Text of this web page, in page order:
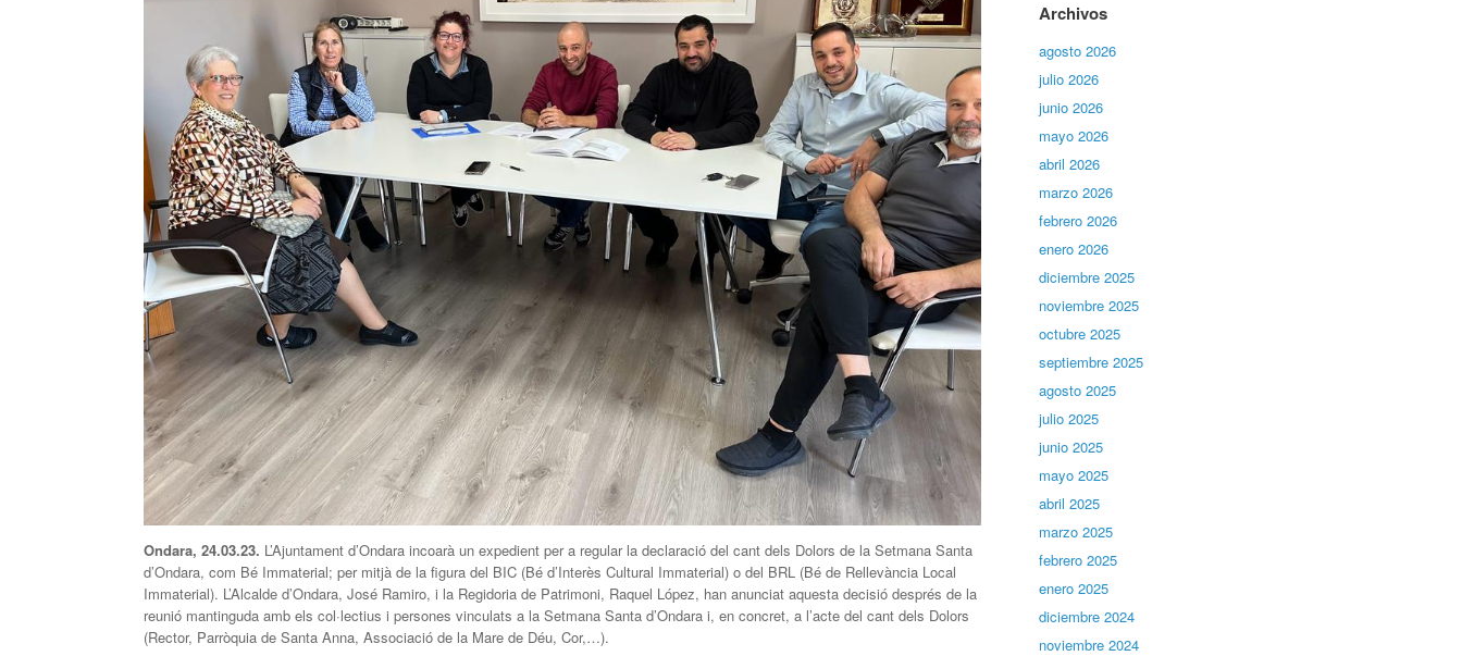
Ondara, 24.03.23. L’Ajuntament d’Ondara incoarà un expedient per a regular la declaració del cant dels Dolors de la Setmana Santa
d’Ondara, com Bé Immaterial; per mitjà de la figura del BIC (Bé d’Interès Cultural Immaterial) o del BRL (Bé de Rellevància Local
Immaterial). L’Alcalde d’Ondara, José Ramiro, i la Regidoria de Patrimoni, Raquel López, han anunciat aquesta decisió després de la
reunió mantinguda amb els col·lectius i persones vinculats a la Setmana Santa d’Ondara i, en concret, a l’acte del cant dels Dolors
(Rector, Parròquia de Santa Anna, Associació de la Mare de Déu, Cor,…).
Archivos
agosto 2026
julio 2026
junio 2026
mayo 2026
abril 2026
marzo 2026
febrero 2026
enero 2026
diciembre 2025
noviembre 2025
octubre 2025
septiembre 2025
agosto 2025
julio 2025
junio 2025
mayo 2025
abril 2025
marzo 2025
febrero 2025
enero 2025
diciembre 2024
noviembre 2024